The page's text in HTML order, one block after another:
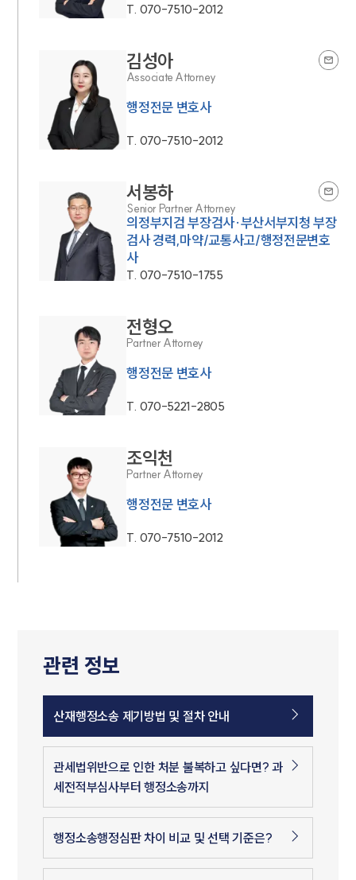
T. 070-7510-2012
김성아
Associate Attorney
행정전문 변호사
T. 070-7510-2012
서봉하
Senior Partner Attorney
의정부지검 부장검사·부산서부지청 부장
검사 경력,마약/교통사고/행정전문변호
사
T. 070-7510-1755
전형오
Partner Attorney
행정전문 변호사
T. 070-5221-2805
조익천
Partner Attorney
행정전문 변호사
T. 070-7510-2012
관련 정보
산재행정소송 제기방법 및 절차 안내
관세법위반으로 인한 처분 불복하고 싶다면? 과
세전적부심사부터 행정소송까지
행정소송행정심판 차이 비교 및 선택 기준은?